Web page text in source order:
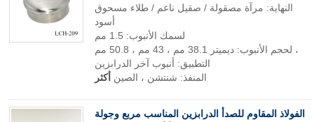
النهاية: مرآة مصقولة / صقيل ناعم / طلاء مسحوق
أسود
لسمك الأنبوب: 1.5 مم
لحجم الأنبوب: ديميتر 38.1 مم ، 43 مم ، 50.8 مم ،
التطبيق: أنبوب آخر الدرابزين
المنفذ: شنتشن ، الصين أكثر
الفولاذ المقاوم للصدأ الدرابزين المناسب مربع وجولة